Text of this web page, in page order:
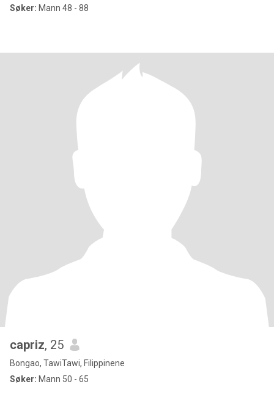
Søker: Mann 48 - 88
capriz, 25
Bongao, TawiTawi, Filippinene
Søker: Mann 50 - 65